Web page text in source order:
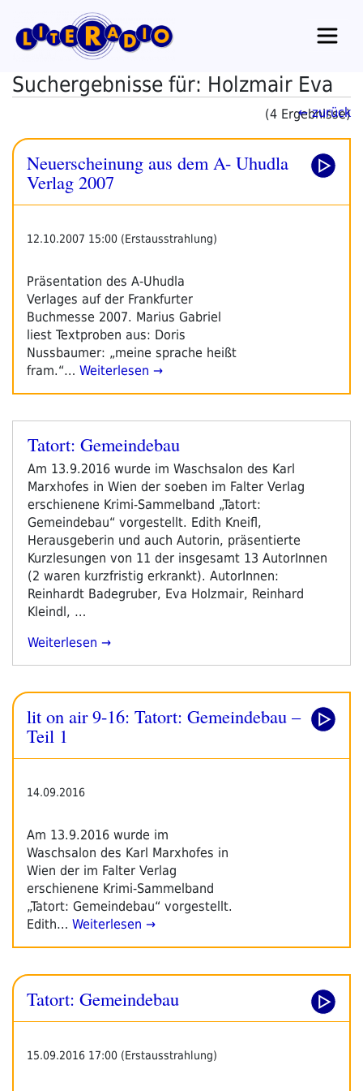
Inhalt
springen
Suchergebnisse für: Holzmair Eva
(4 Ergebnisse)
← zurück
Neuerscheinung aus dem A- Uhudla
Verlag 2007
12.10.2007 15:00 (Erstausstrahlung)
Präsentation des A-Uhudla
Verlages auf der Frankfurter
Buchmesse 2007. Marius Gabriel
liest Textproben aus: Doris
Nussbaumer: „meine sprache heißt
fram.“… Weiterlesen →
Veröffentlicht
Tatort: Gemeindebau
Am 13.9.2016 wurde im Waschsalon des Karl
Marxhofes in Wien der soeben im Falter Verlag
erschienene Krimi-Sammelband „Tatort:
Gemeindebau“ vorgestellt. Edith Kneifl,
Herausgeberin und auch Autorin, präsentierte
Kurzlesungen von 11 der insgesamt 13 AutorInnen
(2 waren kurzfristig erkrankt). AutorInnen:
Reinhardt Badegruber, Eva Holzmair, Reinhard
Kleindl, …
„Tatort:
Weiterlesen
lit on air 9-16: Tatort: Gemeindebau –
Teil 1
14.09.2016
Am 13.9.2016 wurde im
Waschsalon des Karl Marxhofes in
Wien der im Falter Verlag
erschienene Krimi-Sammelband
„Tatort: Gemeindebau“ vorgestellt.
Edith… Weiterlesen →
Tatort: Gemeindebau
15.09.2016 17:00 (Erstausstrahlung)